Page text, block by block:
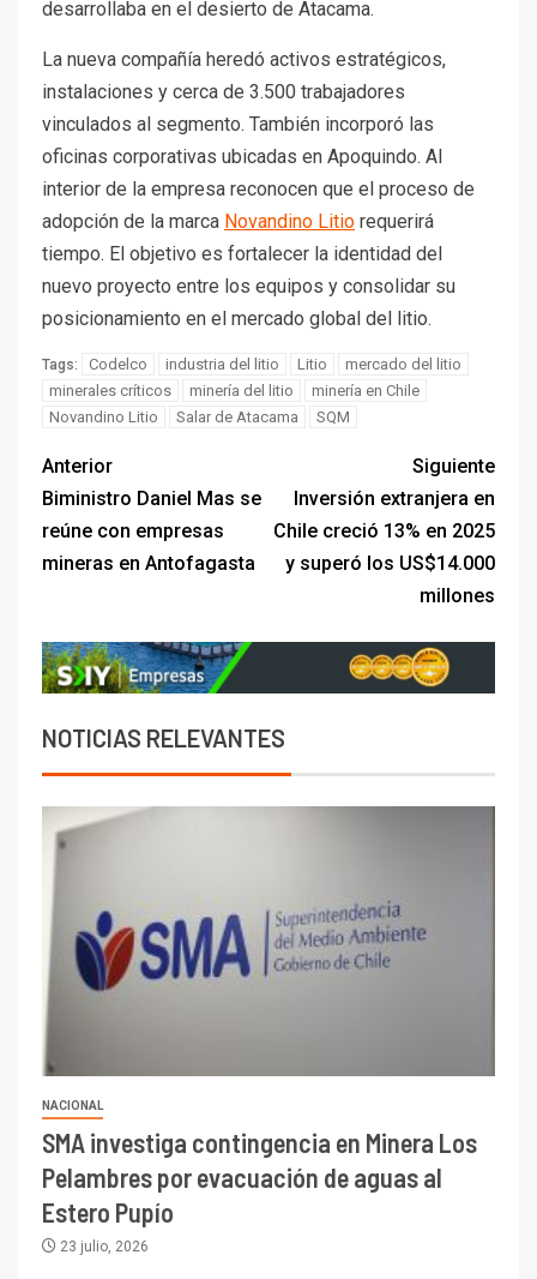
desarrollaba en el desierto de Atacama.
La nueva compañía heredó activos estratégicos,
instalaciones y cerca de 3.500 trabajadores
vinculados al segmento. También incorporó las
oficinas corporativas ubicadas en Apoquindo. Al
interior de la empresa reconocen que el proceso de
adopción de la marca Novandino Litio requerirá
tiempo. El objetivo es fortalecer la identidad del
nuevo proyecto entre los equipos y consolidar su
posicionamiento en el mercado global del litio.
Tags: Codelco industria del litio Litio
mercado del litio
minerales críticos
minería del litio
minería en Chile
Novandino Litio
Salar de Atacama SQM
Anterior
Biministro Daniel Mas se
reúne con empresas
mineras en Antofagasta
Siguiente
Inversión extranjera en
Chile creció 13% en 2025
y superó los US$14.000
millones
NOTICIAS RELEVANTES
NACIONAL
SMA investiga contingencia en Minera Los
Pelambres por evacuación de aguas al
Estero Pupío
23 julio, 2026